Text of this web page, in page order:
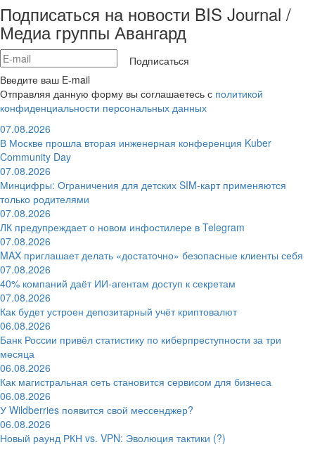
Подписаться на новости BIS Journal /
Медиа группы Авангард
Подписаться
Введите ваш E-mail
Отправляя данную форму вы соглашаетесь с политикой
конфиденциальности персональных данных
07.08.2026
В Москве прошла вторая инженерная конференция Kuber
Community Day
07.08.2026
Минцифры: Ограничения для детских SIM-карт применяются
только родителями
07.08.2026
ЛК предупреждает о новом инфостилере в Telegram
07.08.2026
MAX приглашает делать «достаточно» безопасные клиенты себя
07.08.2026
40% компаний даёт ИИ‑агентам доступ к секретам
07.08.2026
Как будет устроен депозитарный учёт криптовалют
06.08.2026
Банк России привёл статистику по киберпреступности за три
месяца
06.08.2026
Как магистральная сеть становится сервисом для бизнеса
06.08.2026
У Wildberries появится свой мессенджер?
06.08.2026
Новый раунд РКН vs. VPN: Эволюция тактики (?)